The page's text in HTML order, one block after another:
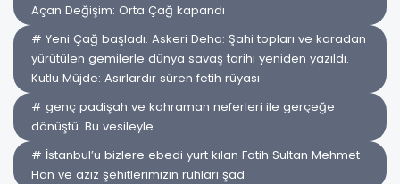
Açan Değişim: Orta Çağ kapandı
# Yeni Çağ başladı. Askeri Deha: Şahi topları ve karadan
yürütülen gemilerle dünya savaş tarihi yeniden yazıldı.
Kutlu Müjde: Asırlardır süren fetih rüyası
# genç padişah ve kahraman neferleri ile gerçeğe
dönüştü. Bu vesileyle
# İstanbul’u bizlere ebedi yurt kılan Fatih Sultan Mehmet
Han ve aziz şehitlerimizin ruhları şad